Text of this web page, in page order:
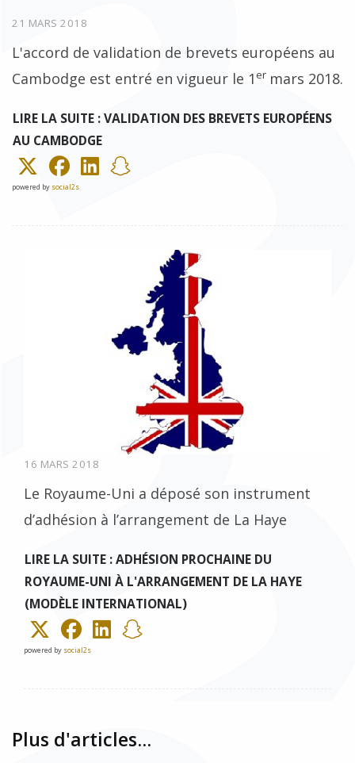
21 MARS 2018
L'accord de validation de brevets européens au
Cambodge est entré en vigueur le 1er mars 2018.
LIRE LA SUITE : VALIDATION DES BREVETS EUROPÉENS
AU CAMBODGE
powered by social2s
16 MARS 2018
Le Royaume-Uni a déposé son instrument
d’adhésion à l’arrangement de La Haye
LIRE LA SUITE : ADHÉSION PROCHAINE DU
ROYAUME-UNI À L'ARRANGEMENT DE LA HAYE
(MODÈLE INTERNATIONAL)
powered by social2s
Plus d'articles...